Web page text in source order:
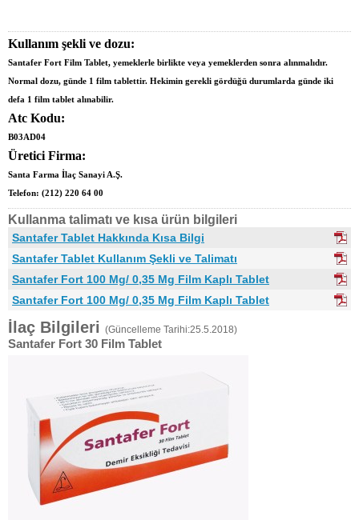
Kullanım şekli ve dozu:
Santafer Fort Film Tablet, yemeklerle birlikte veya yemeklerden sonra alınmalıdır.
Normal dozu, günde 1 film tablettir. Hekimin gerekli gördüğü durumlarda günde iki
defa 1 film tablet alınabilir.
Atc Kodu:
B03AD04
Üretici Firma:
Santa Farma İlaç Sanayi A.Ş.
Telefon: (212) 220 64 00
Kullanma talimatı ve kısa ürün bilgileri
Santafer Tablet Hakkında Kısa Bilgi
Santafer Tablet Kullanım Şekli ve Talimatı
Santafer Fort 100 Mg/ 0,35 Mg Film Kaplı Tablet
Santafer Fort 100 Mg/ 0,35 Mg Film Kaplı Tablet
İlaç Bilgileri (Güncelleme Tarihi:25.5.2018)
Santafer Fort 30 Film Tablet